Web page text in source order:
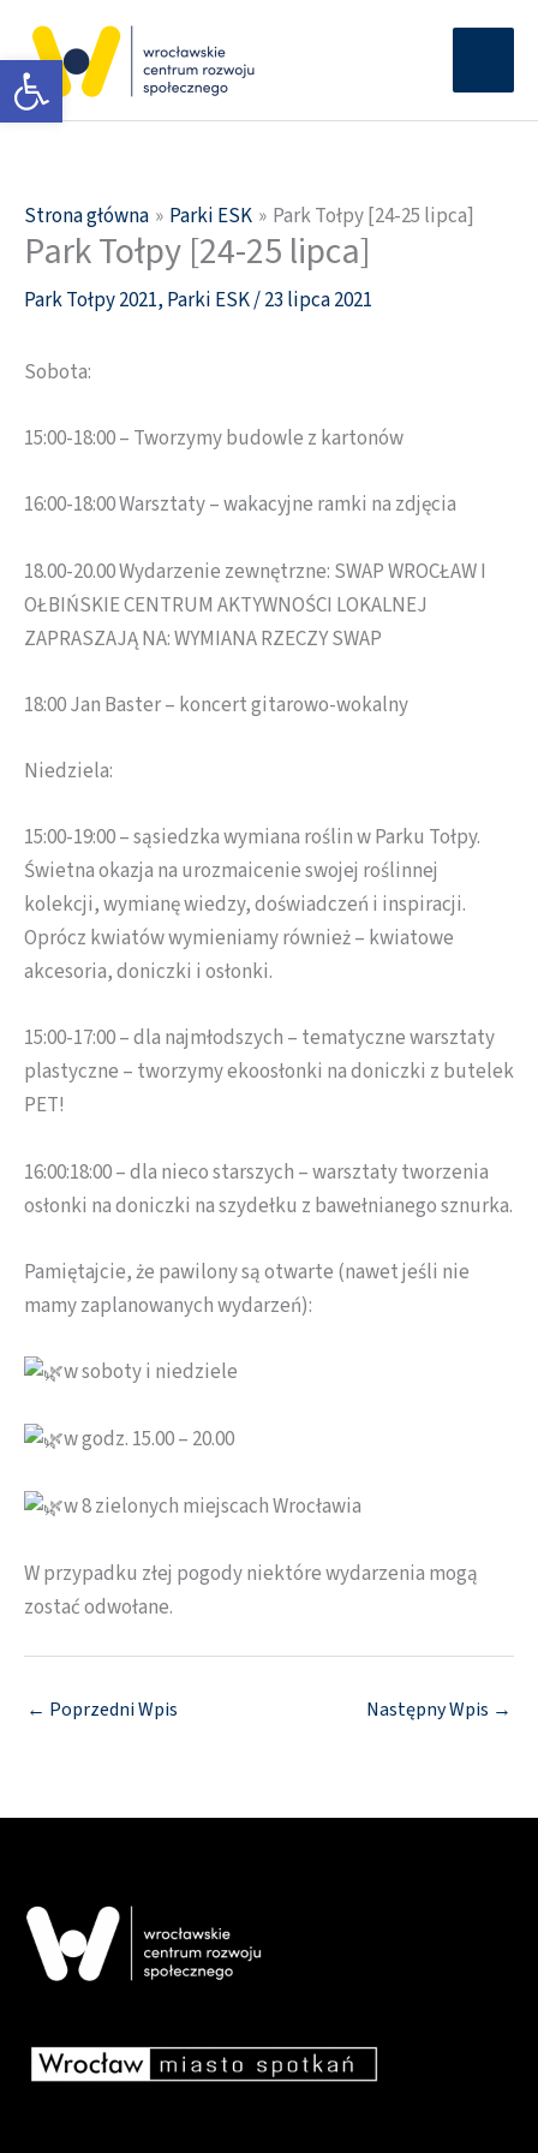
Otwórz pasek narzędzi
treści
Strona główna Parki ESK Park Tołpy [24-25 lipca]
Park Tołpy [24-25 lipca]
Park Tołpy 2021, Parki ESK/23 lipca 2021
Sobota:
15:00-18:00 – Tworzymy budowle z kartonów
16:00-18:00 Warsztaty – wakacyjne ramki na zdjęcia
18.00-20.00 Wydarzenie zewnętrzne: SWAP WROCŁAW I
OŁBIŃSKIE CENTRUM AKTYWNOŚCI LOKALNEJ
ZAPRASZAJĄ NA: WYMIANA RZECZY SWAP
18:00 Jan Baster – koncert gitarowo-wokalny
Niedziela:
15:00-19:00 – sąsiedzka wymiana roślin w Parku Tołpy.
Świetna okazja na urozmaicenie swojej roślinnej
kolekcji, wymianę wiedzy, doświadczeń i inspiracji.
Oprócz kwiatów wymieniamy również – kwiatowe
akcesoria, doniczki i osłonki.
15:00-17:00 – dla najmłodszych – tematyczne warsztaty
plastyczne – tworzymy ekoosłonki na doniczki z butelek
PET!
16:00:18:00 – dla nieco starszych – warsztaty tworzenia
osłonki na doniczki na szydełku z bawełnianego sznurka.
Pamiętajcie, że pawilony są otwarte (nawet jeśli nie
mamy zaplanowanych wydarzeń):
w soboty i niedziele
w godz. 15.00 – 20.00
w 8 zielonych miejscach Wrocławia
W przypadku złej pogody niektóre wydarzenia mogą
zostać odwołane.
← Poprzedni Wpis Następny Wpis →